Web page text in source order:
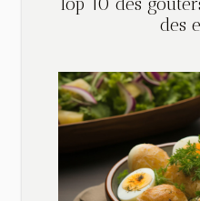
Top 10 des
des